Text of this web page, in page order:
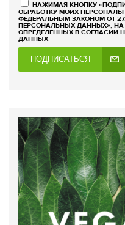
НАЖИМАЯ КНОПКУ
ОБРАБОТКУ МОИХ
ФЕДЕРАЛЬНЫМ ЗАКОНОМ ОТ
ПЕРСОНАЛЬНЫХ ДАННЫХ», НА
ОПРЕДЕЛЕННЫХ В СОГЛАСИИ
ДАННЫХ
ПОДПИСАТЬСЯ